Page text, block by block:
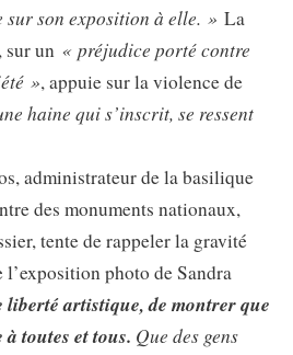
sur son exposition à elle. » La
sur un « préjudice porté contre
», appuie sur la violence de
haine qui s’inscrit, se ressent
administrateur de la basilique
des monuments nationaux,
tente de rappeler la gravité
photo de Sandra
liberté artistique, de montrer que
toutes et tous. Que des gens